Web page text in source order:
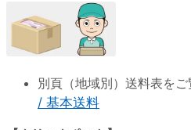
別頁（地域別）送料表を
/ 基本送料